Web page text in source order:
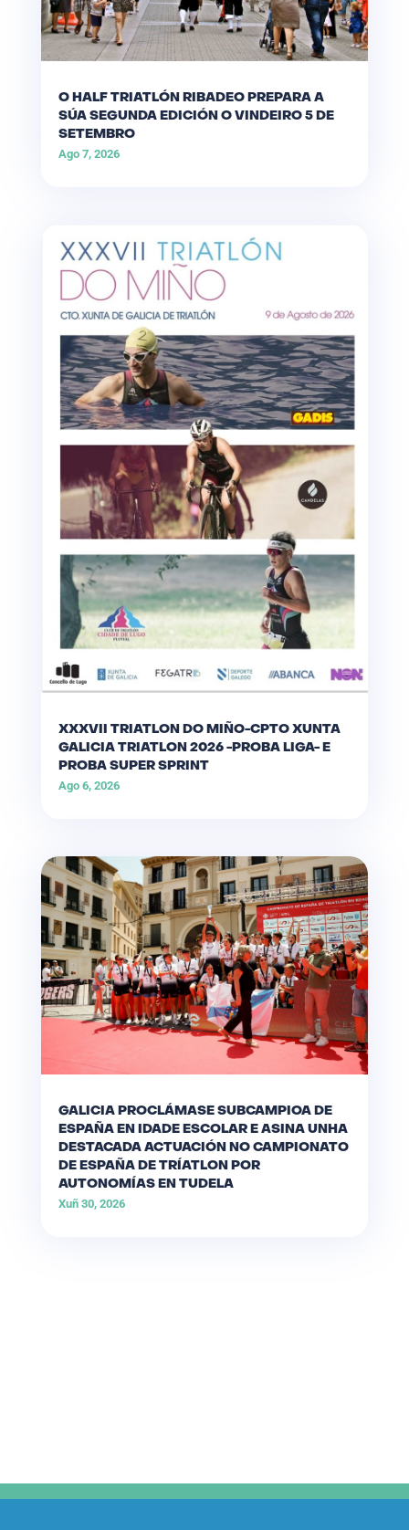
O HALF TRIATLÓN RIBADEO PREPARA A
SÚA SEGUNDA EDICIÓN O VINDEIRO 5 DE
SETEMBRO
Ago 7, 2026
XXXVII TRIATLON DO MIÑO-CPTO XUNTA
GALICIA TRIATLON 2026 -PROBA LIGA- E
PROBA SUPER SPRINT
Ago 6, 2026
GALICIA PROCLÁMASE SUBCAMPIOA DE
ESPAÑA EN IDADE ESCOLAR E ASINA UNHA
DESTACADA ACTUACIÓN NO CAMPIONATO
DE ESPAÑA DE TRÍATLON POR
AUTONOMÍAS EN TUDELA
Xuñ 30, 2026